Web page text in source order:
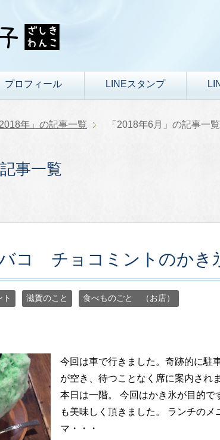
プロフィール LINEスタンプ
2018年」の記事一覧 「2018年6月」の記事一覧
事一覧
コ チョコミントのかき
ト 滋賀のこと 食べものごと （お店）
今回は車で行きました。奇跡的に駐
が空き、待つことなく席に案内され
本日は一階。 今回はかき氷が目的で
も美味しく頂きました。 ランチのメ
マ・・・